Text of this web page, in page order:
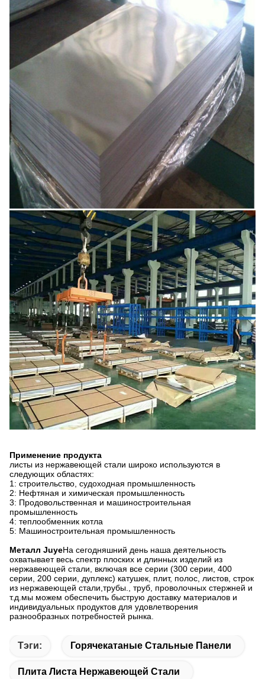
Применение продукта
листы из нержавеющей стали широко используются в
следующих областях:
1: строительство, судоходная промышленность
2: Нефтяная и химическая промышленность
3: Продовольственная и машиностроительная
промышленность
4: теплообменник котла
5: Машиностроительная промышленность
Металл JuyeНа сегодняшний день наша деятельность
охватывает весь спектр плоских и длинных изделий из
нержавеющей стали, включая все серии (300 серии, 400
серии, 200 серии, дуплекс) катушек, плит, полос, листов, строк
из нержавеющей стали,трубы., труб, проволочных стержней и
т.д.мы можем обеспечить быструю доставку материалов и
индивидуальных продуктов для удовлетворения
разнообразных потребностей рынка.
Тэги: Горячекатаные Стальные Панели
Плита Листа Нержавеющей Стали